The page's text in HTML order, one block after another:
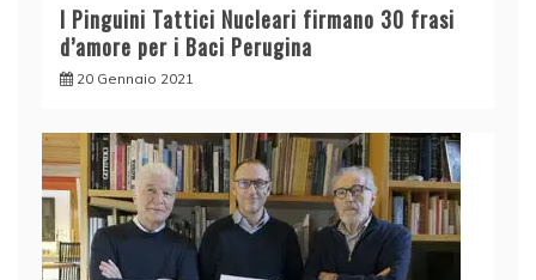
I Pinguini Tattici Nucleari firmano 30 frasi
d’amore per i Baci Perugina
20 Gennaio 2021